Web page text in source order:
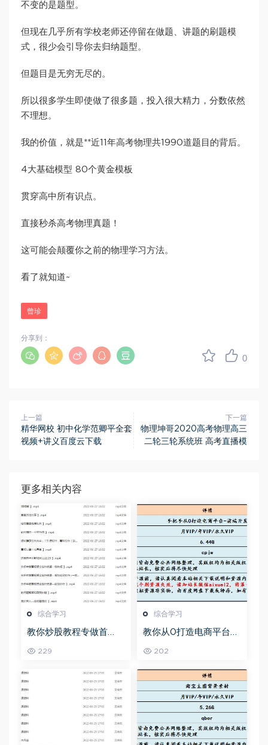
不变的是题型。
但现在几乎所有学校老师还停留在做题、讲题的刷题模
式，很少会引导你去归纳题型。
但题目是无穷无尽的。
所以很多学生即使做了很多题，投入很大精力，分数依然
不理想。
我的价值，就是**近11年高考物理共1990道题目的背后。
4大基础模型 80个黄金模板
贯穿高中所有识点。
直接秒杀高考物理真题！
这可能会颠覆你之前的物理学习方法。
看了就知道~
曾珍
0
分享到：
上一篇
精华网校 初中化学范卿平全套
视频+讲义百度云下载
下一篇
物理坤哥2020高考物理高三
二轮三轮系统班 高考直播模
更多相关内容
综合学习
教你炒股教程专做首
229
综合学习
教你从0打造电商平台前
资源打包下载
202